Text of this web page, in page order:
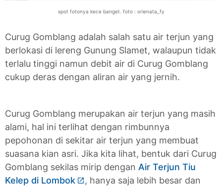
spot fotonya kece banget. foto : orienata_fy
Curug Gomblang adalah salah satu air terjun yang
berlokasi di lereng Gunung Slamet, walaupun tidak
terlalu tinggi namun debit air di Curug Gomblang
cukup deras dengan aliran air yang jernih.
Curug Gomblang merupakan air terjun yang masih
alami, hal ini terlihat dengan rimbunnya
pepohonan di sekitar air terjun yang membuat
suasana kian asri. Jika kita lihat, bentuk dari Curug
Gomblang sekilas mirip dengan Air Terjun Tiu
Kelep di Lombok
, hanya saja lebih besar dan